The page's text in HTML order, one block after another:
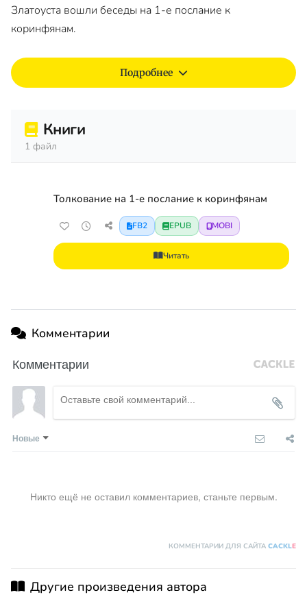
Златоуста вошли беседы на 1-е послание к
коринфянам.
Подробнее
Книги
1 файл
Толкование на 1-е послание к коринфянам
FB2 EPUB MOBI
Читать
Комментарии
Комментарии
Новые
Никто ещё не оставил комментариев, станьте первым.
КОММЕНТАРИИ ДЛЯ САЙТА CACKLE
Другие произведения автора